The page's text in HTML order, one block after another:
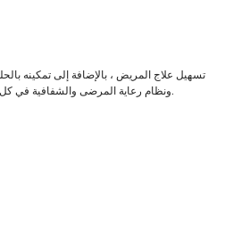
تسهيل علاج المريض ، بالإضافة إلى تمكينه
ونظام رعاية المرضى والشفافية في كل خطوة من خطوات رحلة العلاج.